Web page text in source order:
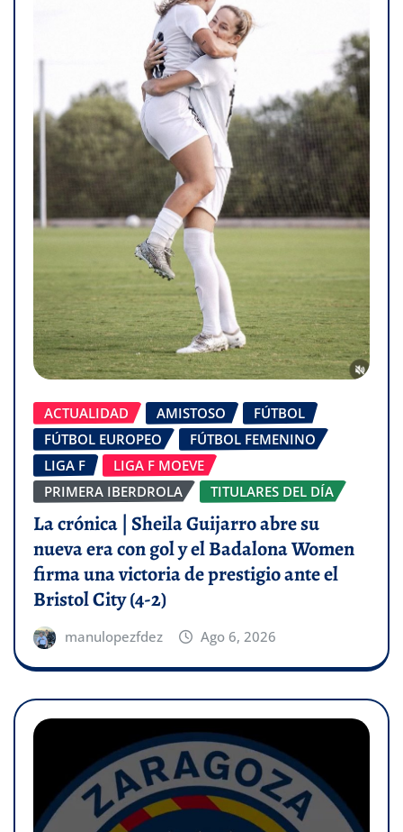
ACTUALIDAD AMISTOSO
FÚTBOL
FÚTBOL EUROPEO
FÚTBOL FEMENINO
LIGA F
LIGA F MOEVE
PRIMERA IBERDROLA
TITULARES DEL DÍA
La crónica | Sheila Guijarro abre su
nueva era con gol y el Badalona Women
firma una victoria de prestigio ante el
Bristol City (4-2)
manulopezfdez Ago 6, 2026